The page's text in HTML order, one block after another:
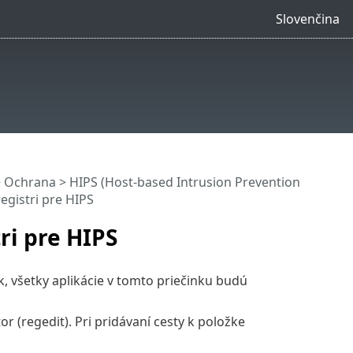
Slovenčina
pre HIPS
Ochrana > HIPS (Host-based Intrusion Prevention
pre HIPS
všetky aplikácie v tomto priečinku budú
(regedit). Pri pridávaní cesty k položke